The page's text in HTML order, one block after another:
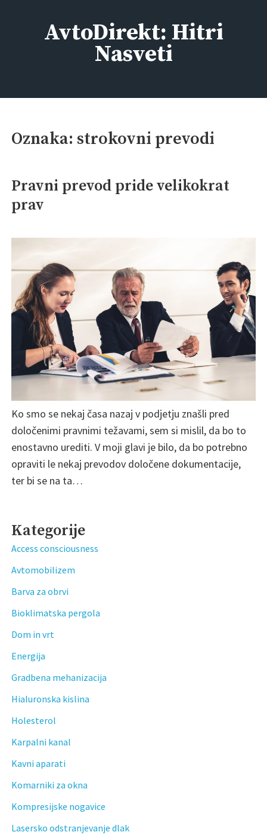
AvtoDirekt: Hitri
Nasveti
Oznaka: strokovni prevodi
Pravni prevod pride velikokrat
prav
Ko smo se nekaj časa nazaj v podjetju znašli pred
določenimi pravnimi težavami, sem si mislil, da bo to
enostavno urediti. V moji glavi je bilo, da bo potrebno
opraviti le nekaj prevodov določene dokumentacije,
ter bi se na ta…
Kategorije
Access consciousness
Avtomobilizem
Barva za obrvi
Bioklimatska pergola
Dom in vrt
Energija
Gradbena mehanizacija
Hialuronska kislina
Holesterol
Karpalni kanal
Kavni aparati
Komarniki za okna
Kompresijske nogavice
Lasersko odstranjevanje dlak